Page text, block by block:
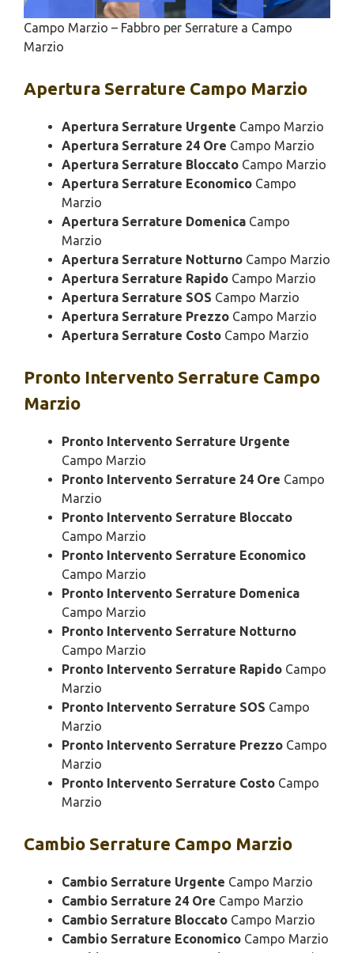
Campo Marzio – Fabbro per Serrature a Campo
Marzio
Apertura Serrature Campo Marzio
Apertura Serrature Urgente Campo Marzio
Apertura Serrature 24 Ore Campo Marzio
Apertura Serrature Bloccato Campo Marzio
Apertura Serrature Economico Campo
Marzio
Apertura Serrature Domenica Campo
Marzio
Apertura Serrature Notturno Campo Marzio
Apertura Serrature Rapido Campo Marzio
Apertura Serrature SOS Campo Marzio
Apertura Serrature Prezzo Campo Marzio
Apertura Serrature Costo Campo Marzio
Pronto Intervento Serrature Campo
Marzio
Pronto Intervento Serrature Urgente
Campo Marzio
Pronto Intervento Serrature 24 Ore Campo
Marzio
Pronto Intervento Serrature Bloccato
Campo Marzio
Pronto Intervento Serrature Economico
Campo Marzio
Pronto Intervento Serrature Domenica
Campo Marzio
Pronto Intervento Serrature Notturno
Campo Marzio
Pronto Intervento Serrature Rapido Campo
Marzio
Pronto Intervento Serrature SOS Campo
Marzio
Pronto Intervento Serrature Prezzo Campo
Marzio
Pronto Intervento Serrature Costo Campo
Marzio
Cambio Serrature Campo Marzio
Cambio Serrature Urgente Campo Marzio
Cambio Serrature 24 Ore Campo Marzio
Cambio Serrature Bloccato Campo Marzio
Cambio Serrature Economico Campo Marzio